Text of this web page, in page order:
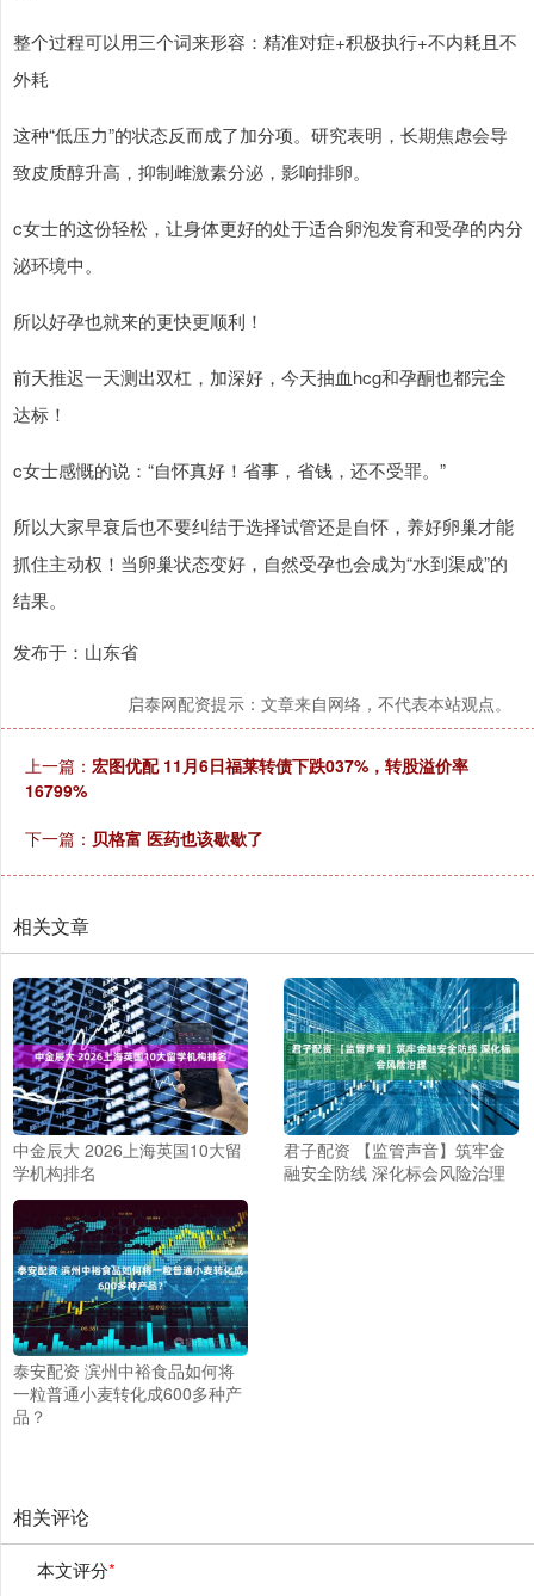
整个过程可以用三个词来形容：精准对症+积极执行+不内耗且不
外耗
这种“低压力”的状态反而成了加分项。研究表明，长期焦虑会导
致皮质醇升高，抑制雌激素分泌，影响排卵。
c女士的这份轻松，让身体更好的处于适合卵泡发育和受孕的内分
泌环境中。
所以好孕也就来的更快更顺利！
前天推迟一天测出双杠，加深好，今天抽血hcg和孕酮也都完全
达标！
c女士感慨的说：“自怀真好！省事，省钱，还不受罪。”
所以大家早衰后也不要纠结于选择试管还是自怀，养好卵巢才能
抓住主动权！当卵巢状态变好，自然受孕也会成为“水到渠成”的
结果。
发布于：山东省
启泰网配资提示：文章来自网络，不代表本站观点。
上一篇： 宏图优配 11月6日福莱转债下跌037%，转股溢价率
16799%
下一篇： 贝格富 医药也该歇歇了
相关文章
中金辰大 2026上海英国10大留
学机构排名
君子配资 【监管声音】筑牢金
融安全防线 深化标会风险治理
泰安配资 滨州中裕食品如何将
一粒普通小麦转化成600多种产
品？
相关评论
本文评分*